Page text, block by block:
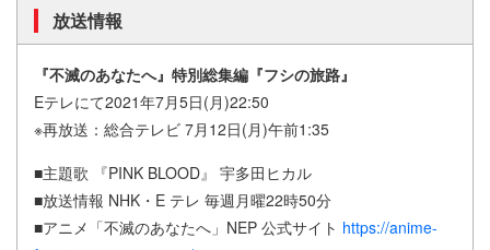
放送情報
『不滅のあなたへ』特別総集編『フシの旅路』
Eテレにて2021年7月5日(月)22:50
※再放送：総合テレビ 7月12日(月)午前1:35
■主題歌 『PINK BLOOD』 宇多田ヒカル
■放送情報 NHK・E テレ 毎週月曜22時50分
■アニメ「不滅のあなたへ」NEP 公式サイト https://anime-